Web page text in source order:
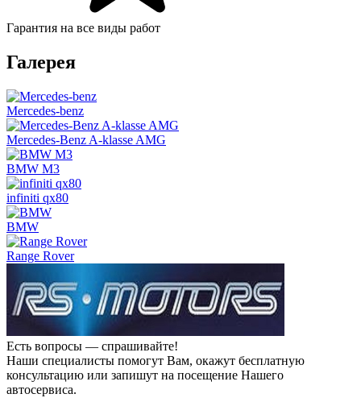
Гарантия на все виды работ
Галерея
Mercedes-benz
Mercedes-Benz A-klasse AMG
BMW M3
infiniti qx80
BMW
Range Rover
Есть вопросы — спрашивайте!
Наши специалисты помогут Вам, окажут бесплатную
консультацию или запишут на посещение Нашего
автосервиса.